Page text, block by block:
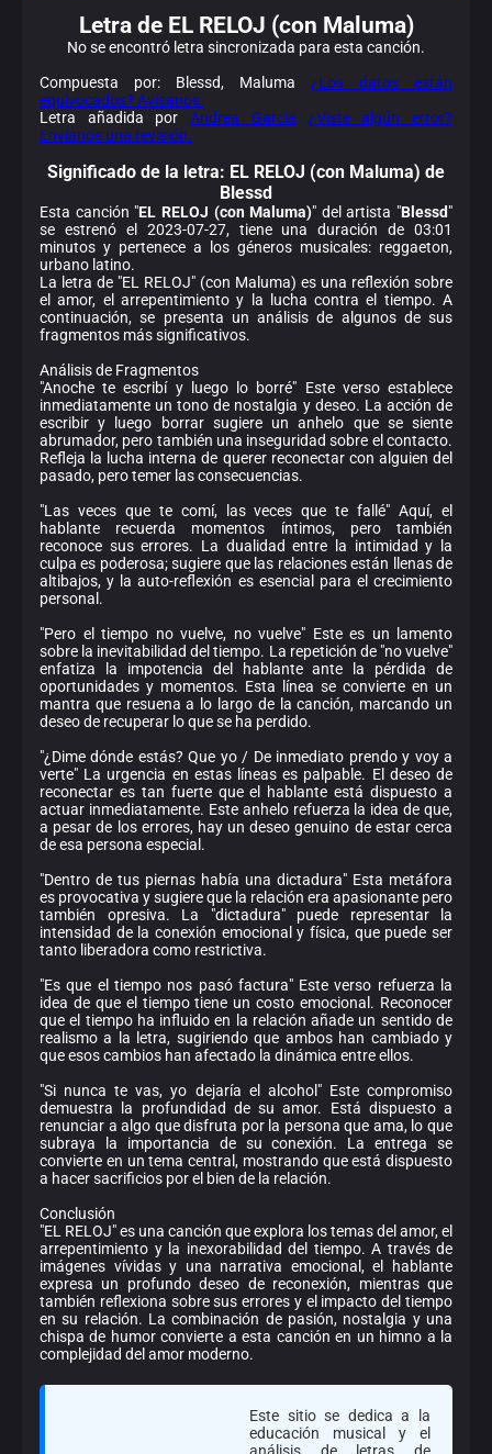
Letra de EL RELOJ (con Maluma)
No se encontró letra sincronizada para esta canción.
Compuesta por: Blessd, Maluma ¿Los datos están
equivocados? Avísanos.
Letra añadida porAndrea Garcia
¿Viste algún error?
Envíanos una revisión.
Significado de la letra: EL RELOJ (con Maluma) de
Blessd
Esta canción "EL RELOJ (con Maluma)" del artista "Blessd"
se estrenó el 2023-07-27, tiene una duración de 03:01
minutos y pertenece a los géneros musicales: reggaeton,
urbano latino.
La letra de "EL RELOJ" (con Maluma) es una reflexión sobre
el amor, el arrepentimiento y la lucha contra el tiempo. A
continuación, se presenta un análisis de algunos de sus
fragmentos más significativos.
Análisis de Fragmentos
"Anoche te escribí y luego lo borré" Este verso establece
inmediatamente un tono de nostalgia y deseo. La acción de
escribir y luego borrar sugiere un anhelo que se siente
abrumador, pero también una inseguridad sobre el contacto.
Refleja la lucha interna de querer reconectar con alguien del
pasado, pero temer las consecuencias.
"Las veces que te comí, las veces que te fallé" Aquí, el
hablante recuerda momentos íntimos, pero también
reconoce sus errores. La dualidad entre la intimidad y la
culpa es poderosa; sugiere que las relaciones están llenas de
altibajos, y la auto-reflexión es esencial para el crecimiento
personal.
"Pero el tiempo no vuelve, no vuelve" Este es un lamento
sobre la inevitabilidad del tiempo. La repetición de "no vuelve"
enfatiza la impotencia del hablante ante la pérdida de
oportunidades y momentos. Esta línea se convierte en un
mantra que resuena a lo largo de la canción, marcando un
deseo de recuperar lo que se ha perdido.
"¿Dime dónde estás? Que yo / De inmediato prendo y voy a
verte" La urgencia en estas líneas es palpable. El deseo de
reconectar es tan fuerte que el hablante está dispuesto a
actuar inmediatamente. Este anhelo refuerza la idea de que,
a pesar de los errores, hay un deseo genuino de estar cerca
de esa persona especial.
"Dentro de tus piernas había una dictadura" Esta metáfora
es provocativa y sugiere que la relación era apasionante pero
también opresiva. La "dictadura" puede representar la
intensidad de la conexión emocional y física, que puede ser
tanto liberadora como restrictiva.
"Es que el tiempo nos pasó factura" Este verso refuerza la
idea de que el tiempo tiene un costo emocional. Reconocer
que el tiempo ha influido en la relación añade un sentido de
realismo a la letra, sugiriendo que ambos han cambiado y
que esos cambios han afectado la dinámica entre ellos.
"Si nunca te vas, yo dejaría el alcohol" Este compromiso
demuestra la profundidad de su amor. Está dispuesto a
renunciar a algo que disfruta por la persona que ama, lo que
subraya la importancia de su conexión. La entrega se
convierte en un tema central, mostrando que está dispuesto
a hacer sacrificios por el bien de la relación.
Conclusión
"EL RELOJ" es una canción que explora los temas del amor, el
arrepentimiento y la inexorabilidad del tiempo. A través de
imágenes vívidas y una narrativa emocional, el hablante
expresa un profundo deseo de reconexión, mientras que
también reflexiona sobre sus errores y el impacto del tiempo
en su relación. La combinación de pasión, nostalgia y una
chispa de humor convierte a esta canción en un himno a la
complejidad del amor moderno.
Este sitio se dedica a la
educación musical y el
análisis de letras de